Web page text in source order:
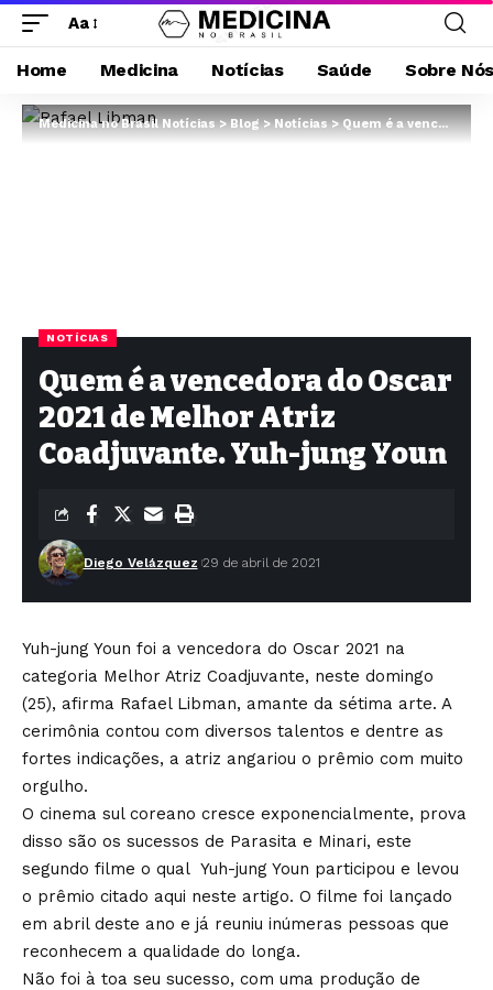
Aa
Home Medicina Notícias Saúde Sobre
Medicina no Brasil Notícias>Blog>Notícias>Quem é a vencedora do Oscar 2021 de Melhor Atriz Coadjuvante. Yuh-jung Youn
NOTÍCIAS
Quem é a vencedora do Oscar
2021 de Melhor Atriz
Coadjuvante. Yuh-jung Youn
Diego Velázquez 29 de abril de 2021
Yuh-jung Youn foi a vencedora do Oscar 2021 na
categoria Melhor Atriz Coadjuvante, neste domingo
(25), afirma Rafael Libman, amante da sétima arte. A
cerimônia contou com diversos talentos e dentre as
fortes indicações, a atriz angariou o prêmio com muito
orgulho.
O cinema sul coreano cresce exponencialmente, prova
disso são os sucessos de Parasita e Minari, este
segundo filme o qual Yuh-jung Youn participou e levou
o prêmio citado aqui neste artigo. O filme foi lançado
em abril deste ano e já reuniu inúmeras pessoas que
reconhecem a qualidade do longa.
Não foi à toa seu sucesso, com uma produção de